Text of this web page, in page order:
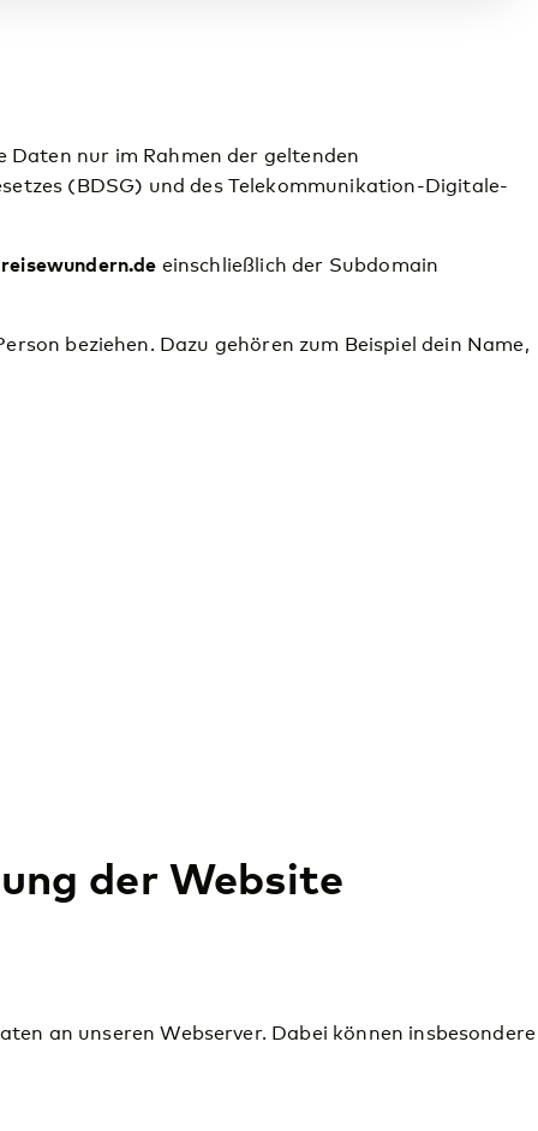
nur im Rahmen der geltenden
(BDSG) und des Telekommunikation-Digitale-
reisewundern.de einschließlich der Subdomain
beziehen. Dazu gehören zum Beispiel dein Name,
der Website
an unseren Webserver. Dabei können insbesondere